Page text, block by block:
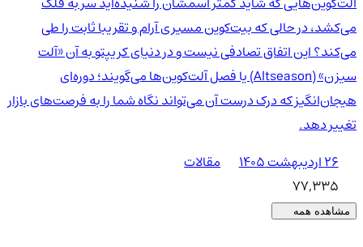
می‌کشد، در حالی که بیت‌کوین مسیری آرام و تقریبا ثابت را طی
می‌کند؟ این اتفاق تصادفی نیست و در دنیای کریپتو به آن «آلت
سیزن» (Altseason) یا فصل آلت‌کوین‌ها می‌گویند؛ دوره‌ای
هیجان‌انگیز که درک درست آن می‌تواند نگاه شما را به فرصت‌های بازار
تغییر دهد.
۲۶ اردیبهشت ۱۴۰۵
مقالات
77,335
مشاهده همه